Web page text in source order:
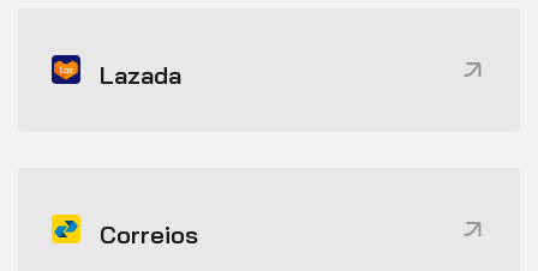
Lazada
Correios